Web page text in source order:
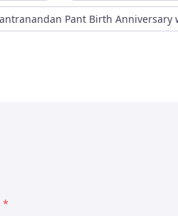
Pant Birth Anniversary
*